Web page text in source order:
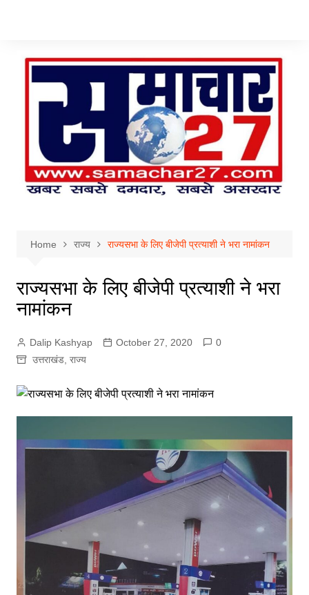
Home राज्य राज्यसभा के लिए बीजेपी प्रत्याशी ने भरा नामांकन
राज्यसभा के लिए बीजेपी प्रत्याशी ने भरा
नामांकन
Dalip Kashyap October 27, 2020
0
उत्तराखंड, राज्य